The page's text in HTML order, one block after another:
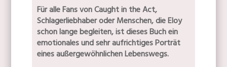
Für alle Fans von Caught in the Act,
Schlagerliebhaber oder Menschen, die Eloy
schon lange begleiten, ist dieses Buch ein
emotionales und sehr aufrichtiges Porträt
eines außergewöhnlichen Lebenswegs.